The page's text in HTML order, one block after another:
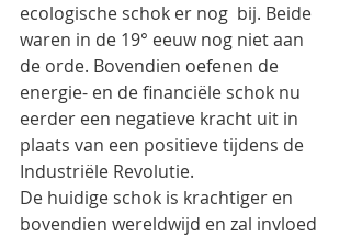
ecologische schok er nog  bij. Beide
waren in de 19° eeuw nog niet aan
de orde. Bovendien oefenen de
energie- en de financiële schok nu
eerder een negatieve kracht uit in
plaats van een positieve tijdens de
Industriële Revolutie.
De huidige schok is krachtiger en
bovendien wereldwijd en zal invloed